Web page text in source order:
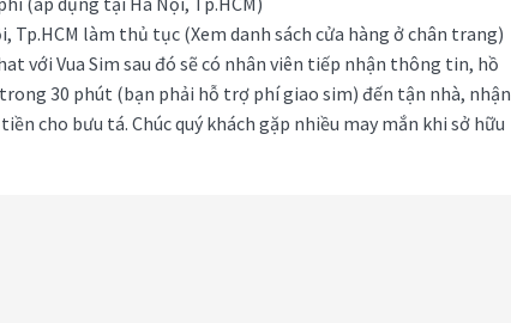
Tp.HCM làm thủ tục (Xem danh sách cửa hàng ở chân trang)
với Vua Sim sau đó sẽ có nhân viên tiếp nhận thông tin, hồ
30 phút (bạn phải hỗ trợ phí giao sim) đến tận nhà, nhận
cho bưu tá. Chúc quý khách gặp nhiều may mắn khi sở hữu